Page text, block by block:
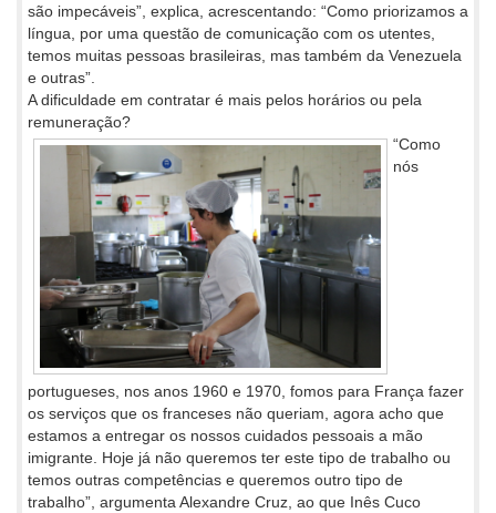
são impecáveis”, explica, acrescentando: “Como priorizamos a
língua, por uma questão de comunicação com os utentes,
temos muitas pessoas brasileiras, mas também da Venezuela
e outras”.
A dificuldade em contratar é mais pelos horários ou pela
remuneração?
“Como
nós
portugueses, nos anos 1960 e 1970, fomos para França fazer
os serviços que os franceses não queriam, agora acho que
estamos a entregar os nossos cuidados pessoais a mão
imigrante. Hoje já não queremos ter este tipo de trabalho ou
temos outras competências e queremos outro tipo de
trabalho”, argumenta Alexandre Cruz, ao que Inês Cuco